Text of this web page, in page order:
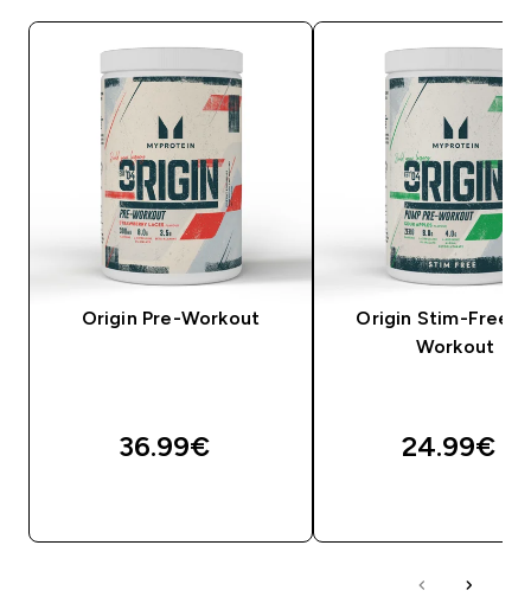
Origin Pre-Workout
36.99€‎
Origin Stim-Free
Workout
24.99€‎